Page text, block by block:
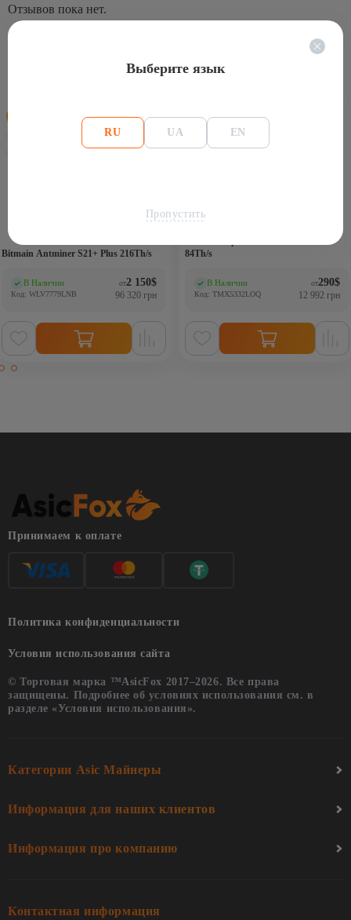
Отзывов пока нет.
Bitmain Antminer S21+ Plus 216Th/s
В Наличии
Код: WLV7779LNB
от2 150$
96 320 грн
84Th/s
-76%
В Наличии
Код: TMX5332LOQ
от290$
12 992 грн
Принимаем к оплате
Политика конфиденциальности
Условия использования сайта
© Торговая марка ™AsicFox 2017–2026. Все права
защищены. Подробнее об условиях использования см. в
разделе «Условия использования».
Категории Asic Майнеры
Информация для наших клиентов
Информация про компанию
Контактная информация
Выберите язык
RU UA EN
Пропустить